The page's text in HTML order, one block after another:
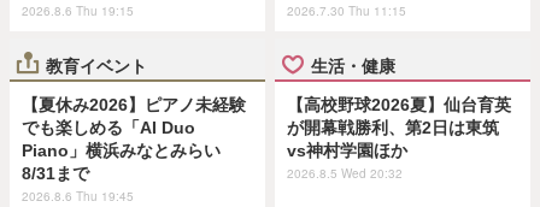
2026.8.6 Thu 19:15 2026.7.30 Thu 11:15
教育イベント
【夏休み2026】ピアノ未経験
でも楽しめる「AI Duo
Piano」横浜みなとみらい
8/31まで
2026.8.6 Thu 19:45
生活・健康
【高校野球2026夏】仙台育英
が開幕戦勝利、第2日は東筑
vs神村学園ほか
2026.8.5 Wed 20:32